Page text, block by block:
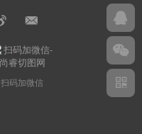
扫码加微信